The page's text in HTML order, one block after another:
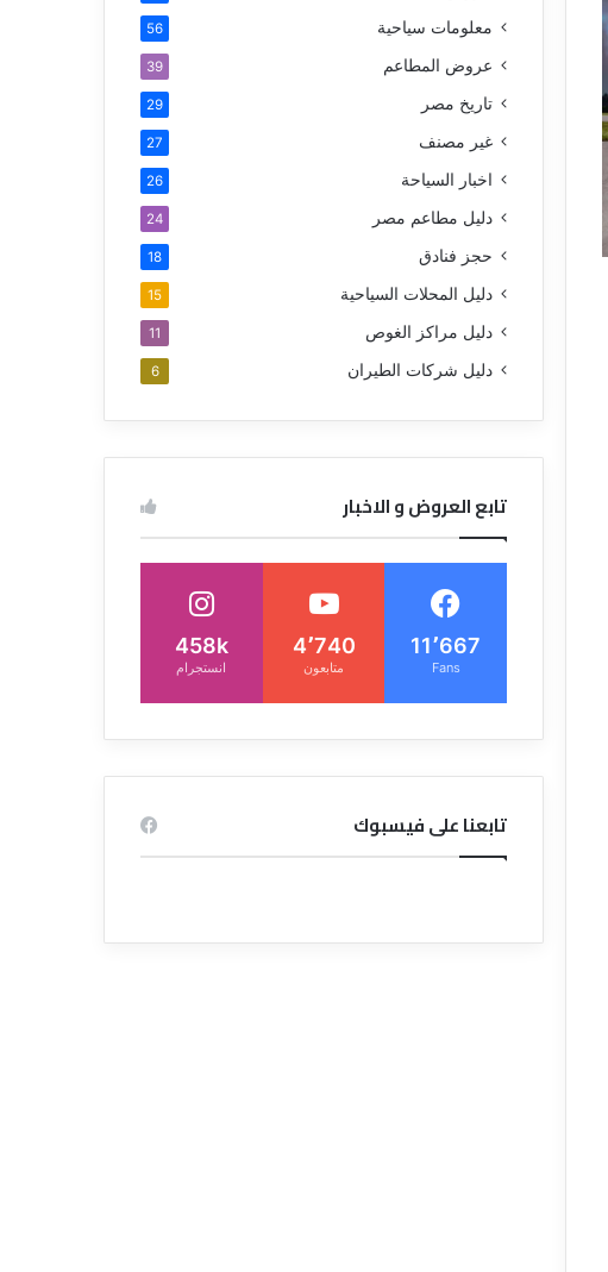
معلومات سياحية 56
عروض المطاعم 39
تاريخ مصر 29
غير مصنف 27
اخبار السياحة 26
دليل مطاعم مصر 24
حجز فنادق 18
دليل المحلات السياحية 15
دليل مراكز الغوص 11
دليل شركات الطيران 6
تابع العروض و الاخبار
11٬667
Fans
4٬740
متابعون
458k
انستجرام
تابعنا على فيسبوك